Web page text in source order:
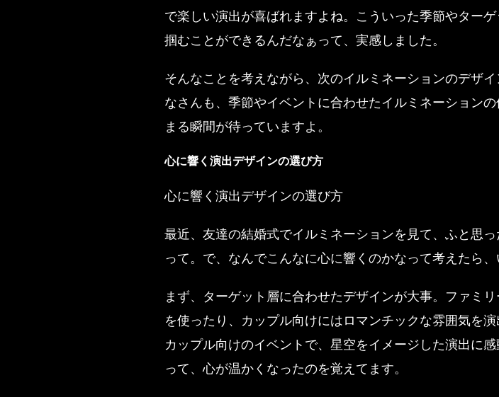
で楽しい演出が喜ばれますよね。こういった季節やター
掴むことができるんだなぁって、実感しました。
そんなことを考えながら、次のイルミネーションのデザ
なさんも、季節やイベントに合わせたイルミネーション
まる瞬間が待っていますよ。
心に響く演出デザインの選び方
心に響く演出デザインの選び方
最近、友達の結婚式でイルミネーションを見て、ふと思
って。で、なんでこんなに心に響くのかなって考えたら
まず、ターゲット層に合わせたデザインが大事。ファミ
を使ったり、カップル向けにはロマンチックな雰囲気を
カップル向けのイベントで、星空をイメージした演出に
って、心が温かくなったのを覚えてます。